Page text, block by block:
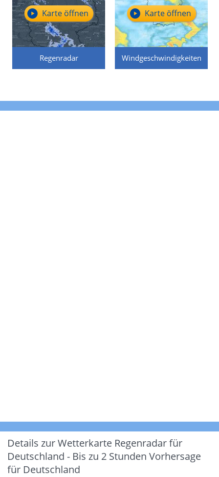
Regenradar
Karte öffnen
Windgeschwindigkeiten
Karte öffnen
Details zur Wetterkarte Regenradar für
Deutschland - Bis zu 2 Stunden Vorhersage
für Deutschland